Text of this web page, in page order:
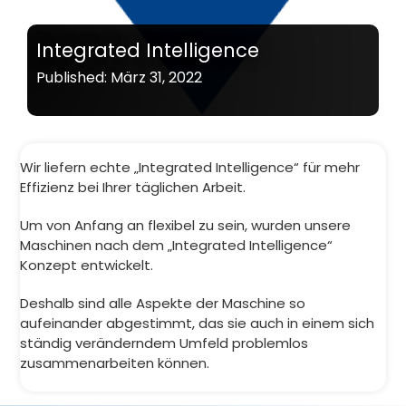
Integrated Intelligence
Published: März 31, 2022
Wir liefern echte „Integrated Intelligence“ für mehr
Effizienz bei Ihrer täglichen Arbeit.
Um von Anfang an flexibel zu sein, wurden unsere
Maschinen nach dem „Integrated Intelligence“
Konzept entwickelt.
Deshalb sind alle Aspekte der Maschine so
aufeinander abgestimmt, das sie auch in einem sich
ständig veränderndem Umfeld problemlos
zusammenarbeiten können.